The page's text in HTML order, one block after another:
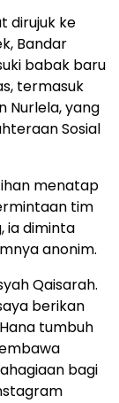
dirujuk ke
Bandar
babak baru
termasuk
Nurlela, yang
Sosial
menatap
tim
ia diminta
anonim.
Qaisarah.
berikan
tumbuh
bagi